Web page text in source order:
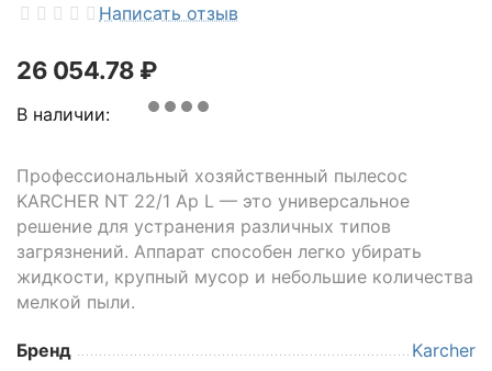
Написать отзыв
26 054.78 ₽
В наличии:
Профессиональный хозяйственный пылесос
KARCHER NT 22/1 Ap L — это универсальное
решение для устранения различных типов
загрязнений. Аппарат способен легко убирать
жидкости, крупный мусор и небольшие количества
мелкой пыли.
Бренд Karcher